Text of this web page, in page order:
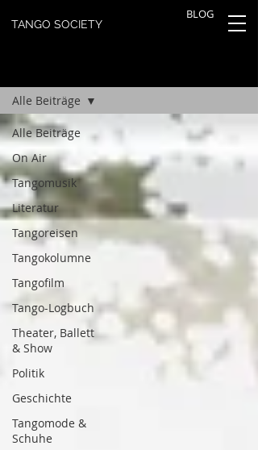
BLOG
TANGO SOCIETY
Alle Beiträge
On Air
Tangomusik
Literatur
Tangoreisen
Tangokolumne
Tangofilm
Tango-Logbuch
Theater, Ballett
& Show
Politik
Geschichte
Tangomode &
Schuhe
Alle Beiträge